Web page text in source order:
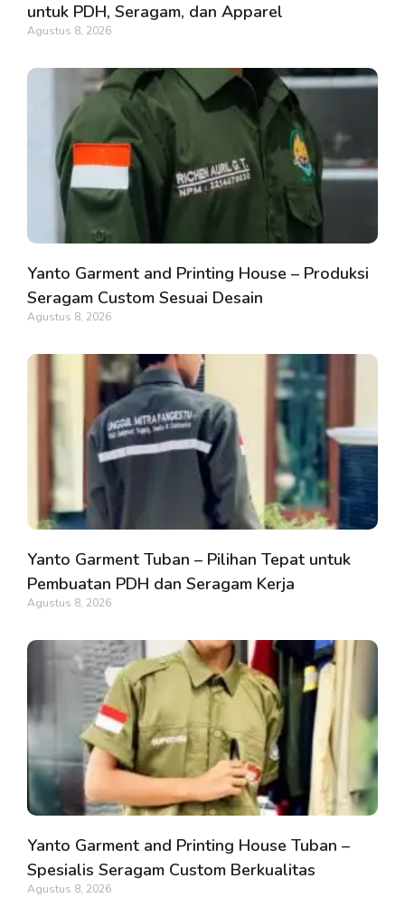
untuk PDH, Seragam, dan Apparel
Agustus 8, 2026
Yanto Garment and Printing House – Produksi
Seragam Custom Sesuai Desain
Agustus 8, 2026
Yanto Garment Tuban – Pilihan Tepat untuk
Pembuatan PDH dan Seragam Kerja
Agustus 8, 2026
Yanto Garment and Printing House Tuban –
Spesialis Seragam Custom Berkualitas
Agustus 8, 2026